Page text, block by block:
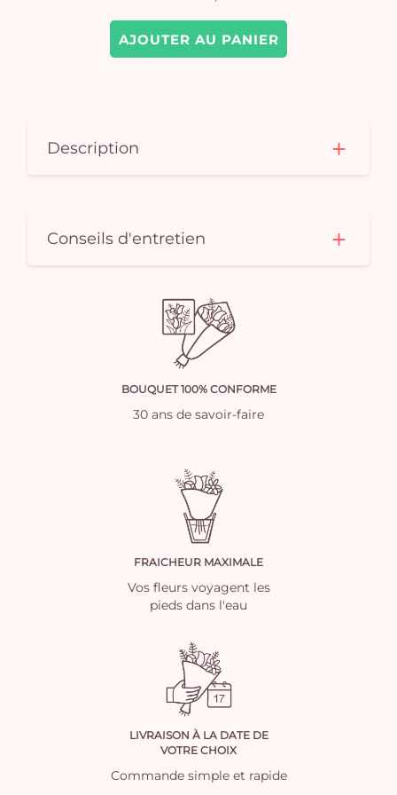
AJOUTER AU PANIER
Description
Conseils d'entretien
BOUQUET 100% CONFORME
30 ans de savoir-faire
FRAICHEUR MAXIMALE
Vos fleurs voyagent les
pieds dans l'eau
LIVRAISON À LA DATE DE
VOTRE CHOIX
Commande simple et rapide